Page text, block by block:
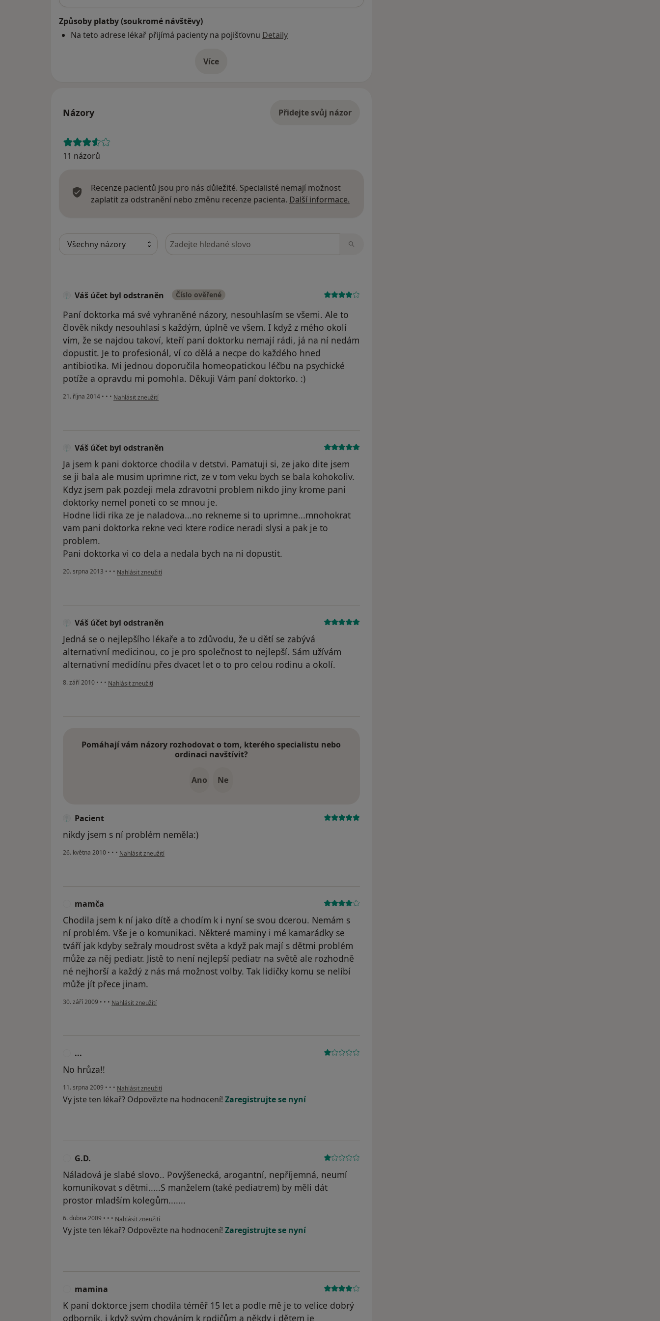
Způsoby platby (soukromé návštěvy)
Na teto adrese lékař přijímá pacienty na pojišťovnu Detaily
Víceo adrese
Názory Přidejte svůj názor
11 názorů
Recenze pacientů jsou pro nás důležité. Specialisté nemají možnost
zaplatit za odstranění nebo změnu recenze pacienta. Další informace.
Hledejte v názorech
Váš účet byl odstraněn Číslo ověřené
Paní doktorka má své vyhraněné názory, nesouhlasím se všemi. Ale to
člověk nikdy nesouhlasí s každým, úplně ve všem. I když z mého okolí
vím, že se najdou takoví, kteří paní doktorku nemají rádi, já na ní nedám
dopustit. Je to profesionál, ví co dělá a necpe do každého hned
antibiotika. Mi jednou doporučila homeopatickou léčbu na psychické
potíže a opravdu mi pomohla. Děkuji Vám paní doktorko. :)
21. října 2014 • • • podle názoru uživatele Váš účet byl odstraněn
Nahlásit zneužití
Váš účet byl odstraněn
Ja jsem k pani doktorce chodila v detstvi. Pamatuji si, ze jako dite jsem
se ji bala ale musim uprimne rict, ze v tom veku bych se bala kohokoliv.
Kdyz jsem pak pozdeji mela zdravotni problem nikdo jiny krome pani
doktorky nemel poneti co se mnou je.
Hodne lidi rika ze je naladova...no rekneme si to uprimne...mnohokrat
vam pani doktorka rekne veci ktere rodice neradi slysi a pak je to
problem.
Pani doktorka vi co dela a nedala bych na ni dopustit.
20. srpna 2013 • • • podle názoru uživatele Váš účet byl odstraněn
Nahlásit zneužití
Váš účet byl odstraněn
Jedná se o nejlepšího lékaře a to zdůvodu, že u dětí se zabývá
alternativní medicinou, co je pro společnost to nejlepší. Sám užívám
alternativní medidínu přes dvacet let o to pro celou rodinu a okolí.
8. září 2010 • • • podle názoru uživatele Váš účet byl odstraněn
Nahlásit zneužití
Pomáhají vám názory rozhodovat o tom, kterého specialistu nebo
ordinaci navštívit?
Ano Ne
Pacient
nikdy jsem s ní problém neměla:)
26. května 2010 • • • podle názoru uživatele Pacient
Nahlásit zneužití
mamča
Chodila jsem k ní jako dítě a chodím k i nyní se svou dcerou. Nemám s
ní problém. Vše je o komunikaci. Některé maminy i mé kamarádky se
tváří jak kdyby sežraly moudrost světa a když pak mají s dětmi problém
může za něj pediatr. Jistě to není nejlepší pediatr na světě ale rozhodně
né nejhorší a každý z nás má možnost volby. Tak lidičky komu se nelíbí
může jít přece jinam.
30. září 2009 • • • podle názoru uživatele mamča
Nahlásit zneužití
...
No hrůza!!
11. srpna 2009 • • • podle názoru uživatele ...
Nahlásit zneužití
Vy jste ten lékař? Odpovězte na hodnocení! Zaregistrujte se nyní
G.D.
Náladová je slabé slovo.. Povýšenecká, arogantní, nepříjemná, neumí
komunikovat s dětmi.....S manželem (také pediatrem) by měli dát
prostor mladším kolegům.......
6. dubna 2009 • • • podle názoru uživatele G.D.
Nahlásit zneužití
Vy jste ten lékař? Odpovězte na hodnocení! Zaregistrujte se nyní
mamina
K paní doktorce jsem chodila téměř 15 let a podle mě je to velice dobrý
odborník, i když svým chováním k rodičům a někdy i dětem je